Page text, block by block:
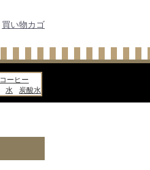
買い物カゴ
コーヒー
水
炭酸水